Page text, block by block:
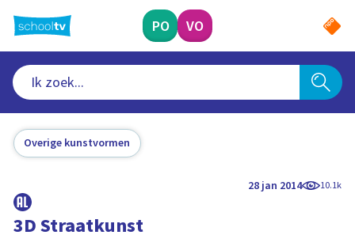
naar
hoofdinhoud
PO VO
Overige kunstvormen
28 jan 2014 10.1k
3D Straatkunst